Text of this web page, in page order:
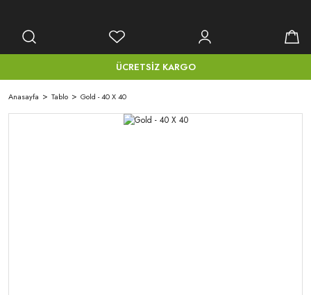
ÜCRETSİZ KARGO
Anasayfa Tablo Gold - 40 X 40